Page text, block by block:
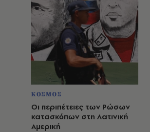
ΚΟΣΜΟΣ
Οι περιπέτειες των Ρώσων
κατασκόπων στη Λατινική
Αμερική